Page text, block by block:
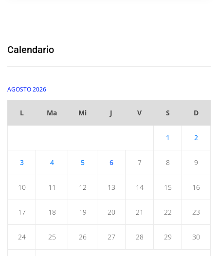
Calendario
AGOSTO 2026
L Ma Mi J V S D
1 2
3 4 5 6 7 8 9
10 11 12 13 14 15 16
17 18 19 20 21 22 23
24 25 26 27 28 29 30